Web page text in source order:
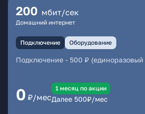
200 мбит/сек
Домашний интернет
Подключение Оборудование
Подключение - 500 ₽ (единоразовый
0 ₽/мес
1 месяц по акции
Далее 500₽/мес